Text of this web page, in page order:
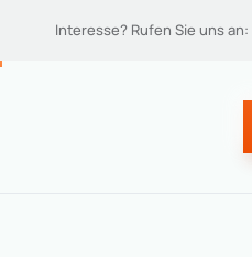
Interesse? Rufen Sie uns an: